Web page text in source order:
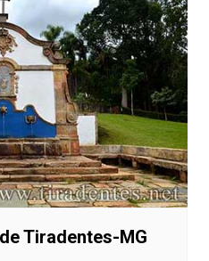
Tiradentes-MG